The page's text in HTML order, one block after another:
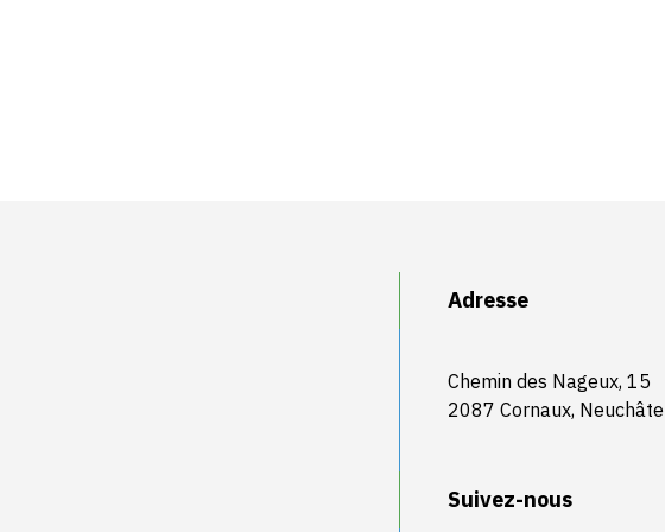
Adresse
Chemin des Nageux, 15
2087 Cornaux,
Suivez-nous